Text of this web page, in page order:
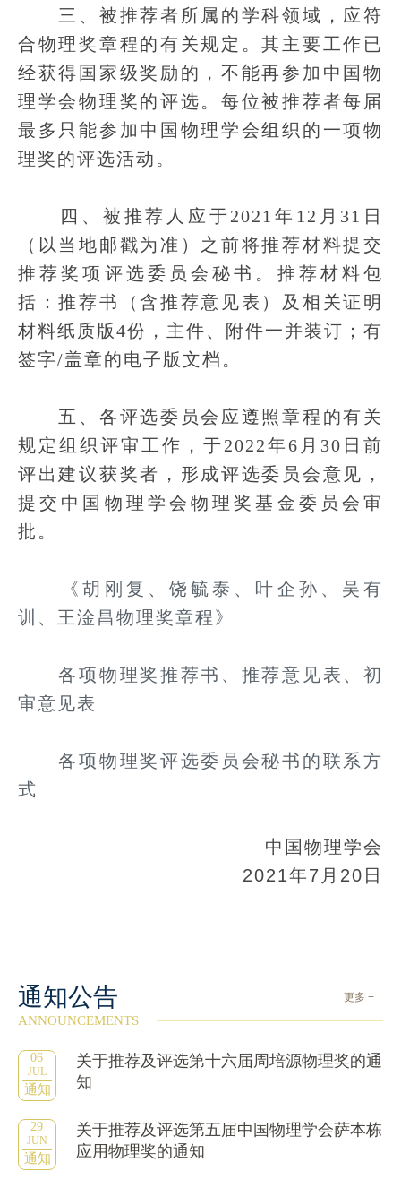
三、被推荐者所属的学科领域，应符
合物理奖章程的有关规定。其主要工作已
经获得国家级奖励的，不能再参加中国物
理学会物理奖的评选。每位被推荐者每届
最多只能参加中国物理学会组织的一项物
理奖的评选活动。
四、被推荐人应于2021年12月31日
（以当地邮戳为准）之前将推荐材料提交
推荐奖项评选委员会秘书。推荐材料包
括：推荐书（含推荐意见表）及相关证明
材料纸质版4份，主件、附件一并装订；有
签字/盖章的电子版文档。
五、各评选委员会应遵照章程的有关
规定组织评审工作，于2022年6月30日前
评出建议获奖者，形成评选委员会意见，
提交中国物理学会物理奖基金委员会审
批。
《胡刚复、饶毓泰、叶企孙、吴有
训、王淦昌物理奖章程》
各项物理奖推荐书、推荐意见表、初
审意见表
各项物理奖评选委员会秘书的联系方
式
中国物理学会
2021年7月20日
通知公告 更多 +
ANNOUNCEMENTS
06
JUL
通知
关于推荐及评选第十六届周培源物理奖的通
知
29
JUN
通知
关于推荐及评选第五届中国物理学会萨本栋
应用物理奖的通知